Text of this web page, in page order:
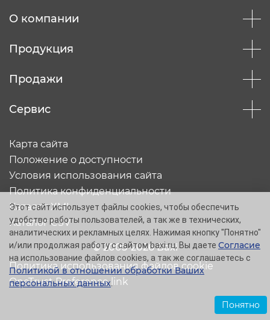
О компании
Продукция
Продажи
Сервис
© 2005-2026 Baxi
Карта сайта
Положение о доступности
Условия использования сайта
Политика конфиденциальности
Каталог XML
Каталог CSV
Политика использования файлов cookie
OneTrust Preference link
Этот сайт использует файлы cookies, чтобы обеспечить
удобство работы пользователей, а так же в технических,
аналитических и рекламных целях. Нажимая кнопку "Понятно"
и/или продолжая работу с сайтом baxi.ru, Вы даете Согласие
на использование файлов cookies, а так же соглашаетесь с
Политикой в отношении обработки Ваших
персональных данных.
Понятно